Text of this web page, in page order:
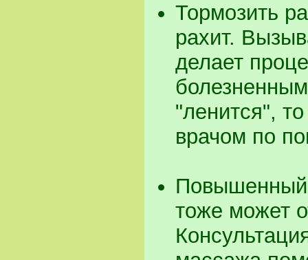
Тормозить
рахит.
делает
"ленится",
врачом по
тоже может